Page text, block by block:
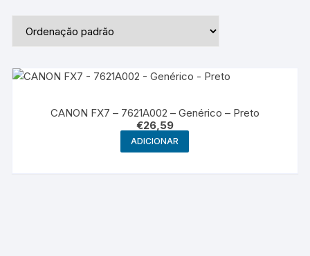
CANON FX7 – 7621A002 – Genérico – Preto
€26,59
ADICIONAR